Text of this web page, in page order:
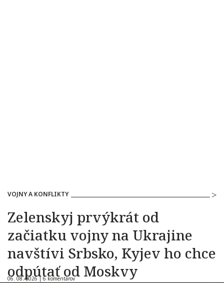
VOJNY A KONFLIKTY
Zelenskyj prvýkrát od
začiatku vojny na Ukrajine
navštívi Srbsko, Kyjev ho chce
odpútať od Moskvy
06. 08. 2026 | 6 komentárov